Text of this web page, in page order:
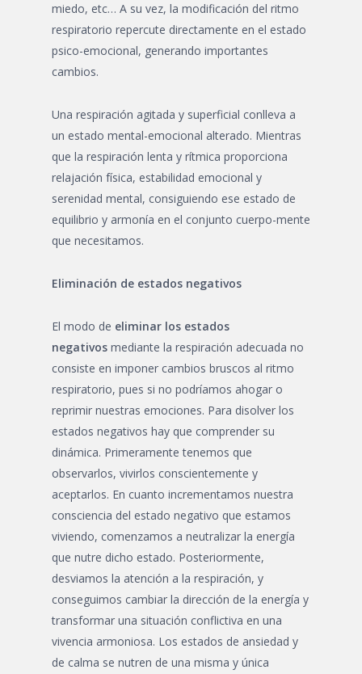
miedo, etc… A su vez, la modificación del ritmo
respiratorio repercute directamente en el estado
psico-emocional, generando importantes
cambios.
Una respiración agitada y superficial conlleva a
un estado mental-emocional alterado. Mientras
que la respiración lenta y rítmica proporciona
relajación física, estabilidad emocional y
serenidad mental, consiguiendo ese estado de
equilibrio y armonía en el conjunto cuerpo-mente
que necesitamos.
Eliminación de estados negativos
El modo de eliminar los estados
negativos mediante la respiración adecuada no
consiste en imponer cambios bruscos al ritmo
respiratorio, pues si no podríamos ahogar o
reprimir nuestras emociones. Para disolver los
estados negativos hay que comprender su
dinámica. Primeramente tenemos que
observarlos, vivirlos conscientemente y
aceptarlos. En cuanto incrementamos nuestra
consciencia del estado negativo que estamos
viviendo, comenzamos a neutralizar la energía
que nutre dicho estado. Posteriormente,
desviamos la atención a la respiración, y
conseguimos cambiar la dirección de la energía y
transformar una situación conflictiva en una
vivencia armoniosa. Los estados de ansiedad y
de calma se nutren de una misma y única